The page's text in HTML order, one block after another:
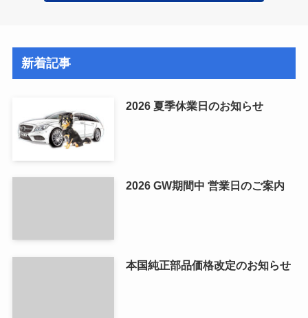
新着記事
2026 夏季休業日のお知らせ
2026 GW期間中 営業日のご案内
本国純正部品価格改定のお知らせ